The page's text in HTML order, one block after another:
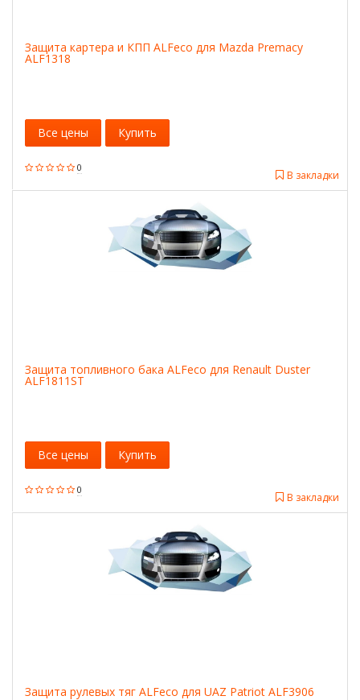
Защита картера и КПП ALFeco для Mazda Premacy
ALF1318
0
В закладки
Все цены Купить
Защита топливного бака ALFeco для Renault Duster
ALF1811ST
0
В закладки
Все цены Купить
Защита рулевых тяг ALFeco для UAZ Patriot ALF3906